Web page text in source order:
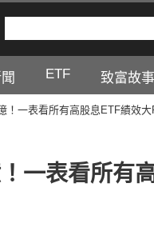
ETF 致富故事
！一表看所有高股息ETF績效
一表看所有